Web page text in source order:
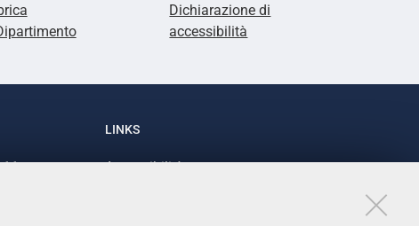
Dichiarazione di
accessibilità
LINKS
Accessibilità